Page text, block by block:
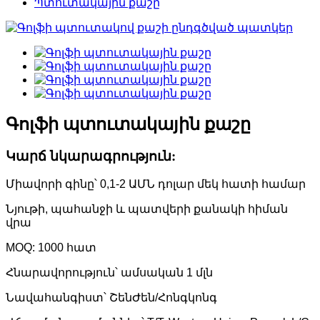
Գոլֆի պտուտակային քաշը
Կարճ նկարագրություն:
Միավորի գինը՝ 0,1-2 ԱՄՆ դոլար մեկ հատի համար
Նյութի, պահանջի և պատվերի քանակի հիման
վրա
MOQ: 1000 հատ
Հնարավորություն՝ ամսական 1 մլն
Նավահանգիստ՝ ՇենԺեն/Հոնգկոնգ